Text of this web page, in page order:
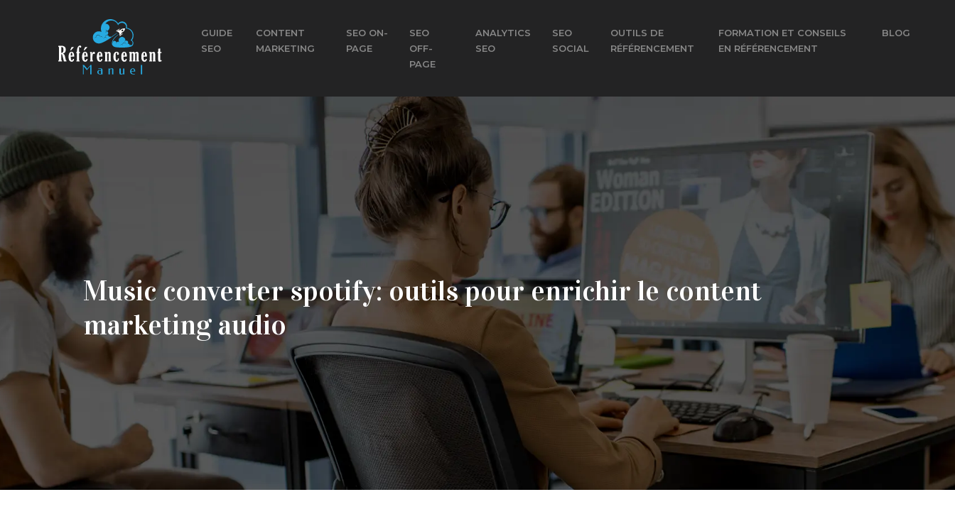
GUIDE
SEO
CONTENT
MARKETING
SEO ON-
PAGE
SEO
OFF-
PAGE
ANALYTICS
SEO
SEO
SOCIAL
OUTILS DE
RÉFÉRENCEMENT
FORMATION ET CONSEILS
EN RÉFÉRENCEMENT
BLOG
Music converter spotify: outils pour enrichir le content
marketing audio